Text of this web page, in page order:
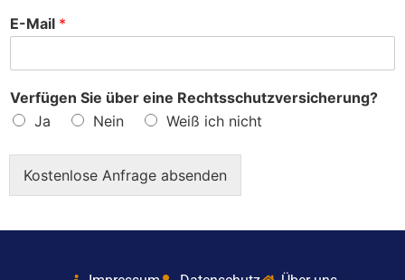
E-Mail *
Verfügen Sie über eine Rechtsschutzversicherung?
Ja
Nein Weiß ich nicht
Kostenlose Anfrage absenden